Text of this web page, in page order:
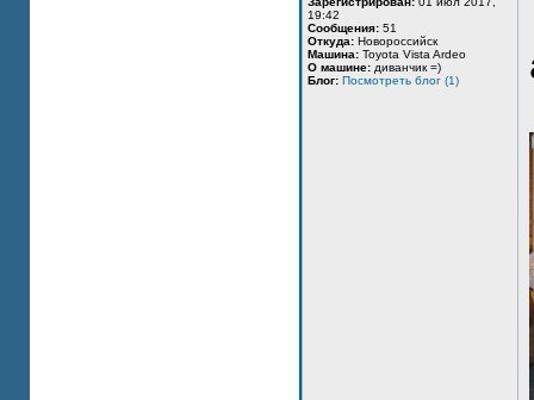
19:42
Сообщения: 51
Откуда: Новороссийск
Машина: Toyota Vista Ardeo
О машине: диванчик =)
Блог: Посмотреть блог (1)